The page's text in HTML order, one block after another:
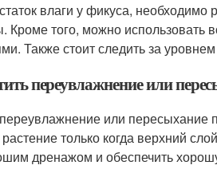
влаги у фикуса, необходимо
того, можно использовать
Также стоит следить за
переувлажнение или
или пересыхание
только когда верхний
дренажом и обеспечить